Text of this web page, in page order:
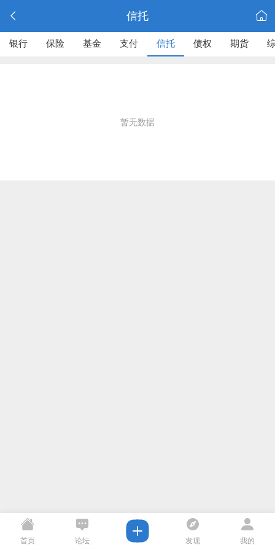
信托
银行 保险 基金 支付 信托 债权 期货
暂无数据
首页 论坛 发现 我的